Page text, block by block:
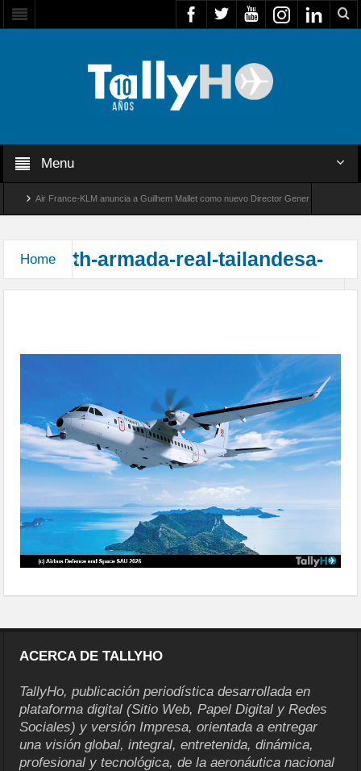
Menu
Air France-KLM anuncia a Guilhem Mallet como nuevo Director General para América
Home th-armada-real-tailandesa-
ACERCA DE TALLYHO
TallyHo, publicación periodística desarrollada en
plataforma digital (Sitio Web, Papel Digital y Redes
Sociales) y versión Impresa, orientada a entregar
una visión global, integral, entretenida, dinámica,
profesional y tecnológica, de la aeronáutica nacional